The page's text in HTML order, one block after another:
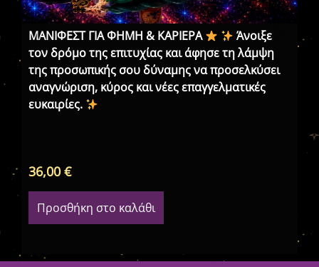
ΜΑΝΙΦΕΣΤ ΓΙΑ ΦΗΜΗ & ΚΑΡΙΕΡΑ
Άνοιξε
τον δρόμο της επιτυχίας και άφησε τη λάμψη
της προσωπικής σου δύναμης να προσελκύσει
αναγνώριση, κύρος και νέες επαγγελματικές
ευκαιρίες.
36,00€
Προσθήκη στο καλάθι